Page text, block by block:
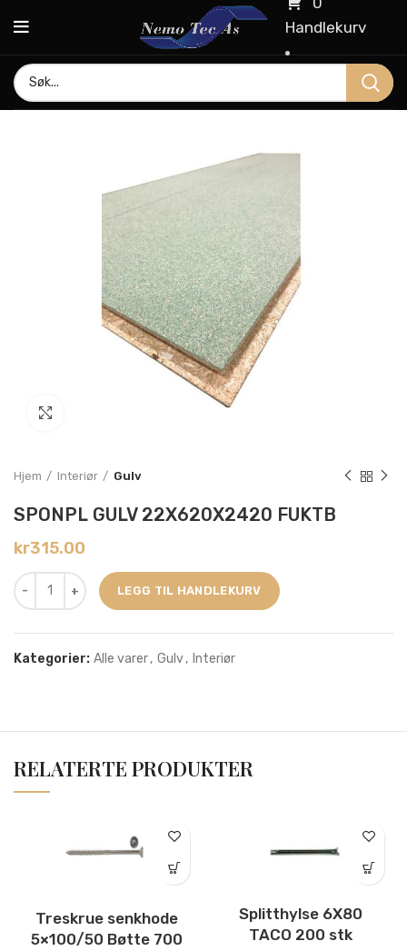
Handlekurv
Hjem Interiør Gulv
SPONPL GULV 22X620X2420 FUKTB
kr315.00
LEGG TIL HANDLEKURV
Kategorier: Alle varer, Gulv, Interiør
RELATERTE PRODUKTER
Treskrue senkhode
5×100/50 Bøtte 700
Splitthylse 6X80
TACO 200 stk